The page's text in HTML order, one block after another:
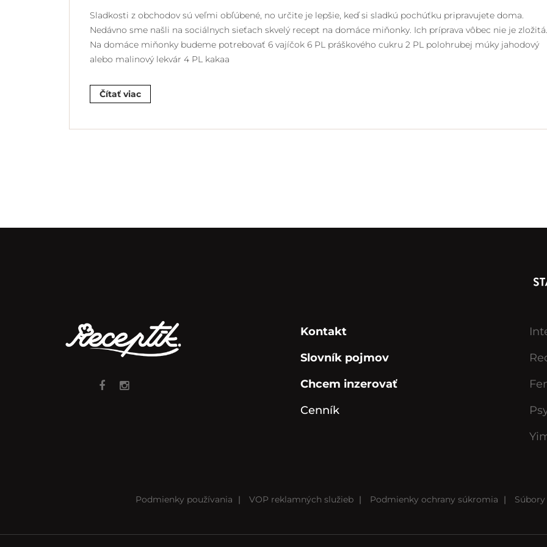
Sladkosti z obchodov sú veľmi obľúbené, no určite je lepšie, keď si sladkú pochúťku pripravujete doma.
Nedávno sme našli na sociálnych sieťach skvelý recept na domáce miňonky. Ich príprava vôbec nie je zložitá.
Na domáce miňonky budeme potrebovať 6 vajíčok 6 PL práškového cukru 2 PL polohrubej múky jahodový
alebo malinový lekvár 4 PL kakaa
Čítať viac
Kontakt
Slovník pojmov
Chcem inzerovať
Cenník
Podmienky používania | VOP reklamných služieb | Podmienky ochrany súkromia |